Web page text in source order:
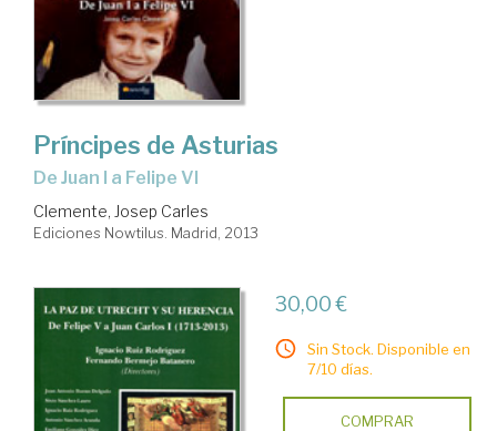
Príncipes de Asturias
de Juan I a Felipe VI
Clemente, Josep Carles
Ediciones Nowtilus. Madrid, 2013
30,00 €
Sin Stock. Disponible en
7/10 días.
COMPRAR